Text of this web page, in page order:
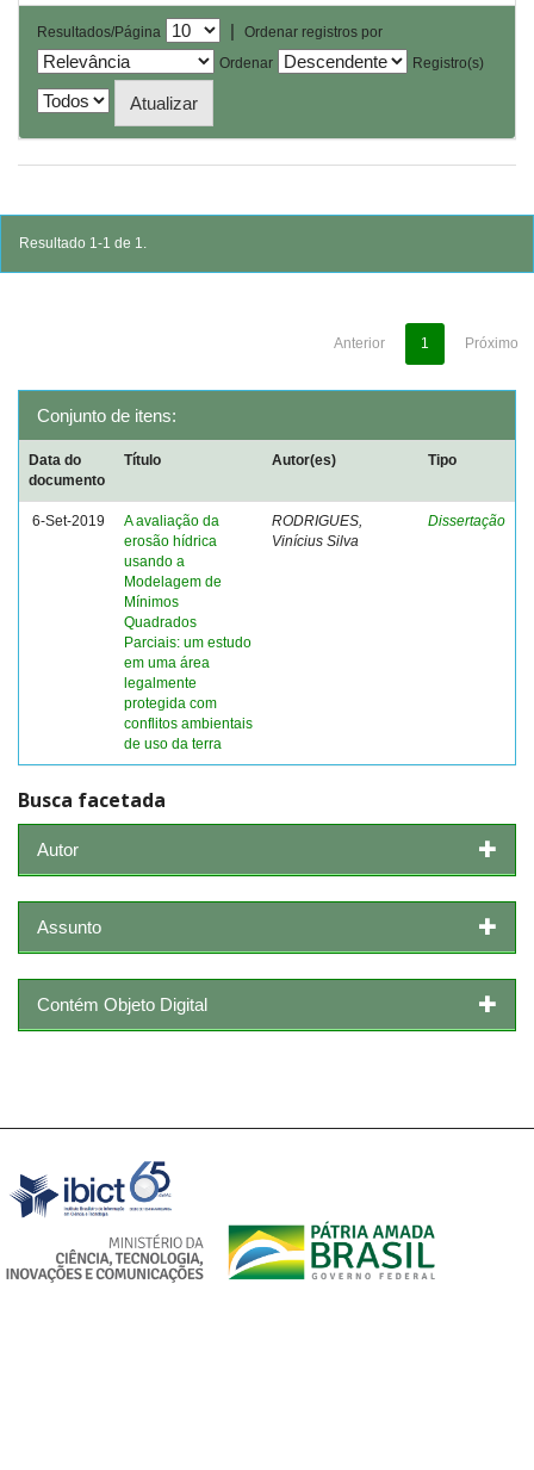
Resultados/Página |
Ordenar registros por
Ordenar
Registro(s)
Resultado 1-1 de 1.
Anterior 1 Próximo
Conjunto de itens:
Data do
documento
Título Autor(es) Tipo
6-Set-2019
A avaliação da
erosão hídrica
usando a
Modelagem de
Mínimos
Quadrados
Parciais: um estudo
em uma área
legalmente
protegida com
conflitos ambientais
de uso da terra
RODRIGUES,
Vinícius Silva
Dissertação
Busca facetada
Autor
Assunto
Contém Objeto Digital